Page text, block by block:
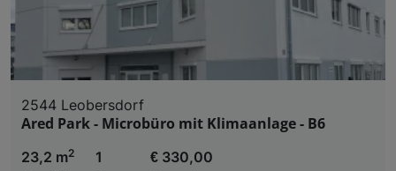
2544 Leobersdorf
Ared Park - Microbüro mit Klimaanlage - B6
23,2 m2
1 € 330,00